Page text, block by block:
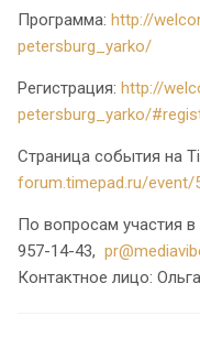
Программа: http://
petersburg_yarko/
Регистрация: http://
petersburg_yarko/
Страница события на
forum.timepad.ru/event/
По вопросам участия
957-14-43,
Контактное лицо: